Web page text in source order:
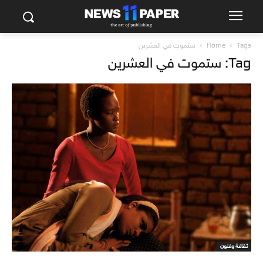
Home Tags ستموت في العشرين
Tag: ستموت في العشرين
ثقافة وفنون